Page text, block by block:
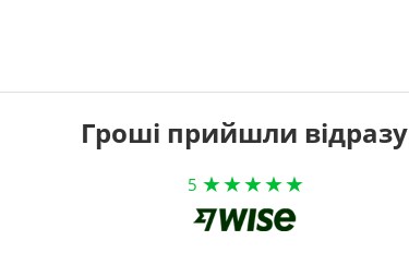
Гроші прийшли відразу
5